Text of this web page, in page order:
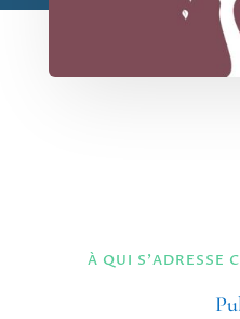
À QUI S'ADRESSE